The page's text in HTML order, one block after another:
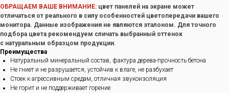
ОБРАЩАЕМ ВАШЕ ВНИМАНИЕ: цвет панелей на экране может
отличаться от реального в силу особенностей цветопередачи вашего
монитора. Данные изображения не являются эталоном. Для точного
подбора цвета рекомендуем сличать выбранный оттенок
с натуральным образцом продукции.
Преимущества
Натуральный минеральный состав, фактура дерева-прочность бетона
Не гниет и не разрушается, устойчив к влаге, не разбухает
Стоек к агрессивным средам, отличная звукоизоляция
Не горит и не поддерживает горение